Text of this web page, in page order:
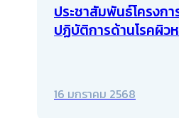
ประชาสัมพันธ์โครงก
ปฏิบัติการด้านโรคผิว
16 มกราคม 2568